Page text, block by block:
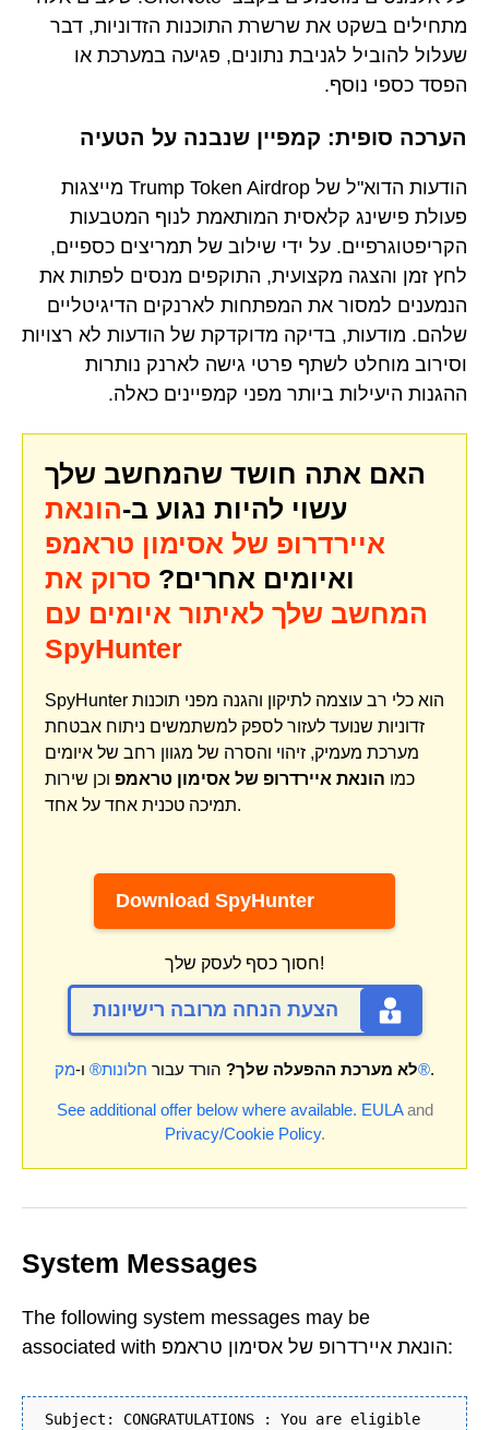
מתחילים בשקט את שרשרת התוכנות הזדוניות, דבר
שעלול להוביל לגניבת נתונים, פגיעה במערכת או
הפסד כספי נוסף.
הערכה סופית: קמפיין שנבנה על הטעיה
הודעות הדוא"ל של Trump Token Airdrop מייצגות
פעולת פישינג קלאסית המותאמת לנוף המטבעות
הקריפטוגרפיים. על ידי שילוב של תמריצים כספיים,
לחץ זמן והצגה מקצועית, התוקפים מנסים לפתות את
הנמענים למסור את המפתחות לארנקים הדיגיטליים
שלהם. מודעות, בדיקה מדוקדקת של הודעות לא רצויות
וסירוב מוחלט לשתף פרטי גישה לארנק נותרות
ההגנות היעילות ביותר מפני קמפיינים כאלה.
האם אתה חושד שהמחשב שלך
עשוי להיות נגוע ב-הונאת
איירדרופ של אסימון טראמפ
ואיומים אחרים? סרוק את
המחשב שלך לאיתור איומים עם
SpyHunter
SpyHunter הוא כלי רב עוצמה לתיקון והגנה מפני תוכנות
זדוניות שנועד לעזור לספק למשתמשים ניתוח אבטחת
מערכת מעמיק, זיהוי והסרה של מגוון רחב של איומים
כמו הונאת איירדרופ של אסימון טראמפ וכן שירות
תמיכה טכנית אחד על אחד.
Download SpyHunter
חסוך כסף לעסק שלך!
הצעת הנחה מרובה רישיונות
לא מערכת ההפעלה שלך? הורד עבור חלונות® ו- מק®.
See additional offer below where available. EULAand
Privacy/Cookie Policy.
System Messages
The following system messages may be
associated with הונאת איירדרופ של אסימון טראמפ:
Subject: CONGRATULATIONS : You are eligible